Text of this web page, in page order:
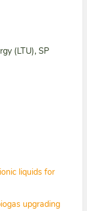
(LTU), SP
liquids for
upgrading